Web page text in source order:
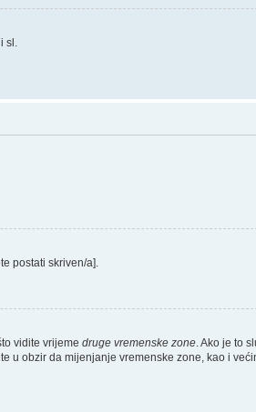
sl.
postati skriven/a].
vidite vrijeme druge vremenske zone. Ako je to
u obzir da mijenjanje vremenske zone, kao i